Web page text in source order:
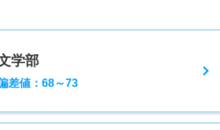
学部
差値：68～73